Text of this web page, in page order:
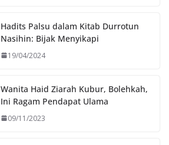
Hadits Palsu dalam Kitab Durrotun
Nasihin: Bijak Menyikapi
19/04/2024
Wanita Haid Ziarah Kubur, Bolehkah,
Ini Ragam Pendapat Ulama
09/11/2023